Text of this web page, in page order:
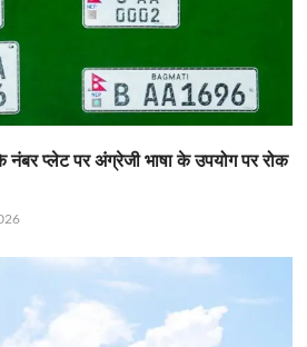
नंबर प्लेट पर अंग्रेजी भाषा के उपयोग पर रोक